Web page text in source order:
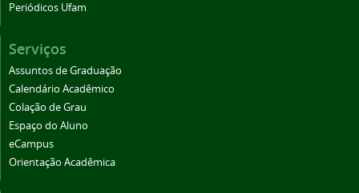
Periódicos Ufam
Serviços
Assuntos de Graduação
Calendário Acadêmico
Colação de Grau
Espaço do Aluno
eCampus
Orientação Acadêmica